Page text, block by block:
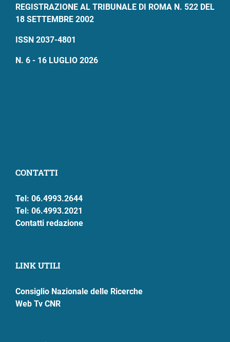
REGISTRAZIONE AL TRIBUNALE DI ROMA N. 522 DEL
18 SETTEMBRE 2002
ISSN 2037-4801
N. 6 - 16 LUGLIO 2026
CONTATTI
Tel: 06.4993.2644
Tel: 06.4993.2021
Contatti redazione
LINK UTILI
Consiglio Nazionale delle Ricerche
Web Tv CNR